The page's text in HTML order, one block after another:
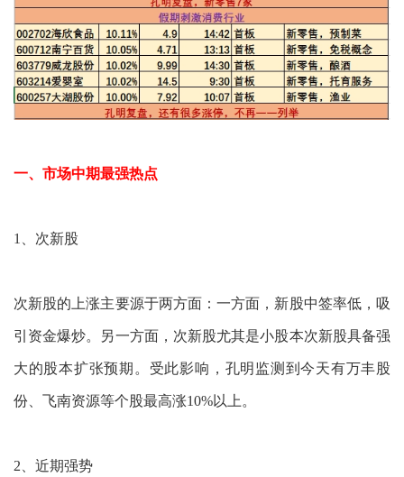
一、市场中期最强热点
1、次新股
次新股的上涨主要源于两方面：一方面，新股中签率低，吸
引资金爆炒。另一方面，次新股尤其是小股本次新股具备强
大的股本扩张预期。受此影响，孔明监测到今天有万丰股
份、飞南资源等个股最高涨10%以上。
2、近期强势